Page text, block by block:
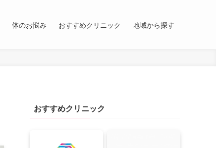
体のお悩み おすすめクリニック 地域から探す
おすすめクリニック